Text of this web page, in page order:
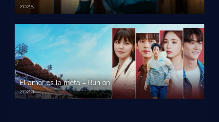
2025
El amor es la meta – Run on
2020